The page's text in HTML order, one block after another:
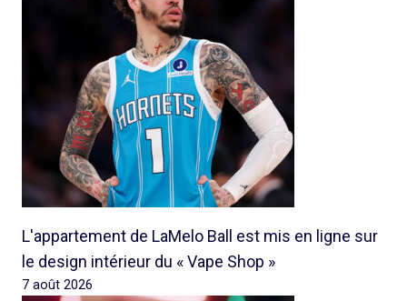
L'appartement de LaMelo Ball est mis en ligne sur
le design intérieur du « Vape Shop »
7 août 2026